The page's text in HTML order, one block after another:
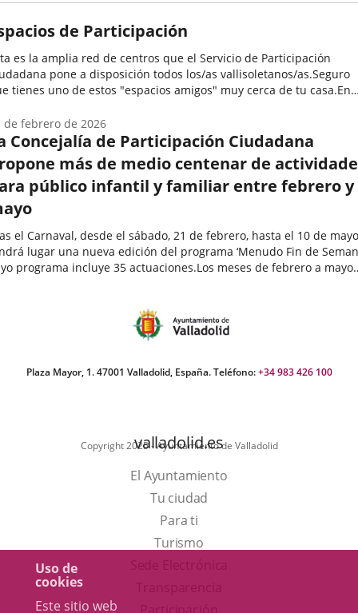
Uso de
cookies
Este sitio web
de Participación
es la amplia red de centros que el Servicio de Participación
pone a disposición todos los/as vallisoletanos/as.Seguro
tienes uno de estos "espacios amigos" muy cerca de tu casa.En
Concejalía de Participación Ciudadana
más de medio centenar de
público infantil y familiar entre febrero y
el Carnaval, desde el sábado, 21 de febrero, hasta el 10 de
lugar una nueva edición del programa ‘Menudo Fin de
programa incluye 35 actuaciones.Los meses de febrero a mayo
de febrero de 2026
Plaza Mayor, 1. 47001 Valladolid, España. Teléfono:+34 983 426 100
Copyright 2025 - Ayuntamiento de Valladolid
valladolid.es
El Ayuntamiento
Tu ciudad
Para ti
TurismoEste